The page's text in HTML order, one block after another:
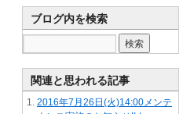
ブログ内を検索
関連と思われる記事
2016年7月26日(火)14:00メンテ